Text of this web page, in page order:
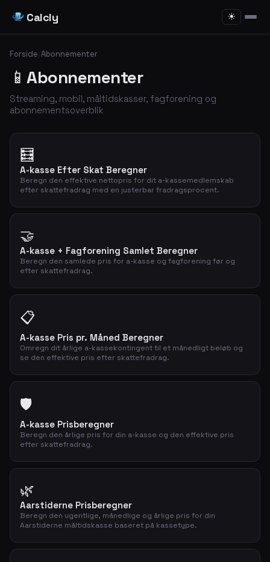
Calcly ☀
Forside/Abonnementer
📱 Abonnementer
Streaming, mobil, måltidskasser, fagforening og
abonnementsoverblik
🧮
A-kasse Efter Skat Beregner
Beregn den effektive nettopris for dit a-kassemedlemskab
efter skattefradrag med en justerbar fradragsprocent.
🤝
A-kasse + Fagforening Samlet Beregner
Beregn den samlede pris for a-kasse og fagforening før og
efter skattefradrag.
📋
A-kasse Pris pr. Måned Beregner
Omregn dit årlige a-kassekontingent til et månedligt beløb og
se den effektive pris efter skattefradrag.
🛡️
A-kasse Prisberegner
Beregn den årlige pris for din a-kasse og den effektive pris
efter skattefradrag.
🌿
Aarstiderne Prisberegner
Beregn den ugentlige, månedlige og årlige pris for din
Aarstiderne måltidskasse baseret på kassetype.